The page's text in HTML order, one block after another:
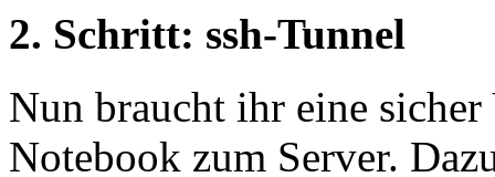
2. Schritt: ssh-Tunnel
Nun braucht ihr eine
Notebook zum Server.